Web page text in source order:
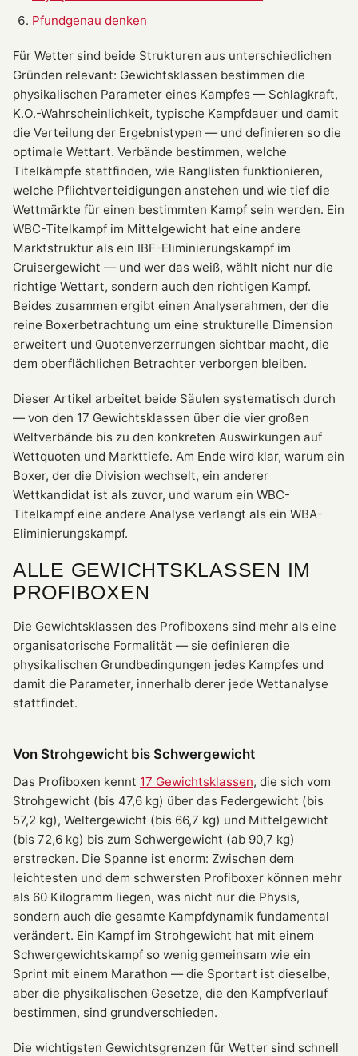
Pfundgenau denken
Für Wetter sind beide Strukturen aus unterschiedlichen
Gründen relevant: Gewichtsklassen bestimmen die
physikalischen Parameter eines Kampfes — Schlagkraft,
K.O.-Wahrscheinlichkeit, typische Kampfdauer und damit
die Verteilung der Ergebnistypen — und definieren so die
optimale Wettart. Verbände bestimmen, welche
Titelkämpfe stattfinden, wie Ranglisten funktionieren,
welche Pflichtverteidigungen anstehen und wie tief die
Wettmärkte für einen bestimmten Kampf sein werden. Ein
WBC-Titelkampf im Mittelgewicht hat eine andere
Marktstruktur als ein IBF-Eliminierungskampf im
Cruisergewicht — und wer das weiß, wählt nicht nur die
richtige Wettart, sondern auch den richtigen Kampf.
Beides zusammen ergibt einen Analyserahmen, der die
reine Boxerbetrachtung um eine strukturelle Dimension
erweitert und Quotenverzerrungen sichtbar macht, die
dem oberflächlichen Betrachter verborgen bleiben.
Dieser Artikel arbeitet beide Säulen systematisch durch
— von den 17 Gewichtsklassen über die vier großen
Weltverbände bis zu den konkreten Auswirkungen auf
Wettquoten und Markttiefe. Am Ende wird klar, warum ein
Boxer, der die Division wechselt, ein anderer
Wettkandidat ist als zuvor, und warum ein WBC-
Titelkampf eine andere Analyse verlangt als ein WBA-
Eliminierungskampf.
ALLE GEWICHTSKLASSEN IM
PROFIBOXEN
Die Gewichtsklassen des Profiboxens sind mehr als eine
organisatorische Formalität — sie definieren die
physikalischen Grundbedingungen jedes Kampfes und
damit die Parameter, innerhalb derer jede Wettanalyse
stattfindet.
Von Strohgewicht bis Schwergewicht
Das Profiboxen kennt 17 Gewichtsklassen, die sich vom
Strohgewicht (bis 47,6 kg) über das Federgewicht (bis
57,2 kg), Weltergewicht (bis 66,7 kg) und Mittelgewicht
(bis 72,6 kg) bis zum Schwergewicht (ab 90,7 kg)
erstrecken. Die Spanne ist enorm: Zwischen dem
leichtesten und dem schwersten Profiboxer können mehr
als 60 Kilogramm liegen, was nicht nur die Physis,
sondern auch die gesamte Kampfdynamik fundamental
verändert. Ein Kampf im Strohgewicht hat mit einem
Schwergewichtskampf so wenig gemeinsam wie ein
Sprint mit einem Marathon — die Sportart ist dieselbe,
aber die physikalischen Gesetze, die den Kampfverlauf
bestimmen, sind grundverschieden.
Die wichtigsten Gewichtsgrenzen für Wetter sind schnell